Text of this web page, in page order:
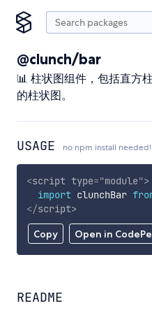
@clunch/bar
📊 柱状图组件，包括直方
的柱状图。
USAGE no npm install needed!
Copy Open in
<script type="module">
import clunchBar
</script>
README